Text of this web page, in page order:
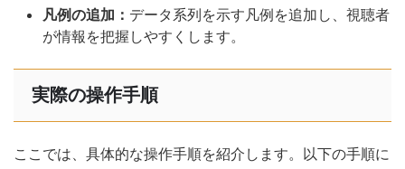
凡例の追加： データ系列を示す凡例を追加し、視聴者
が情報を把握しやすくします。
実際の操作手順
ここでは、具体的な操作手順を紹介します。以下の手順に